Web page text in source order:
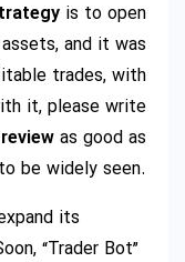
is to open
and it was
trades, with
it, please write
as good as
be widely seen.
its
“Trader Bot”